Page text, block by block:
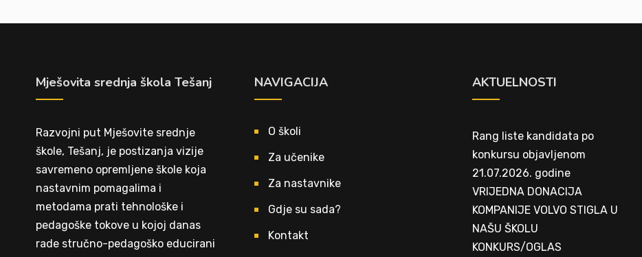
Mješovita srednja škola Tešanj
Razvojni put Mješovite srednje
škole, Tešanj, je postizanja vizije
savremeno opremljene škole koja
nastavnim pomagalima i
metodama prati tehnološke i
pedagoške tokove u kojoj danas
rade stručno-pedagoško educirani
NAVIGACIJA
O školi
Za učenike
Za nastavnike
Gdje su sada?
Kontakt
AKTUELNOSTI
Rang liste kandidata po
konkursu objavljenom
21.07.2026. godine
VRIJEDNA DONACIJA
KOMPANIJE VOLVO STIGLA U
NAŠU ŠKOLU
KONKURS/OGLAS